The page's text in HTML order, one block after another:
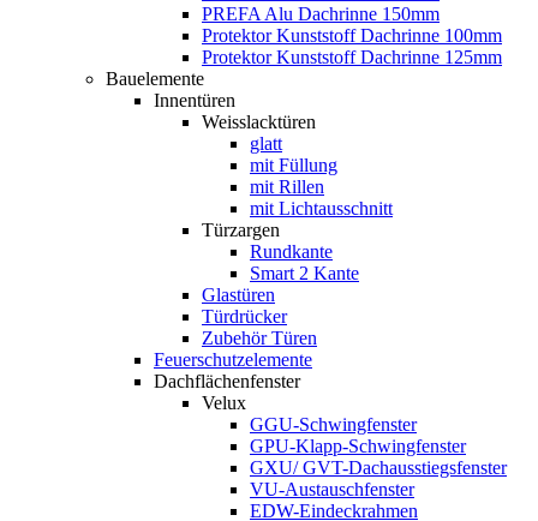
PREFA Alu Dachrinne 150mm
Protektor Kunststoff Dachrinne 100mm
Protektor Kunststoff Dachrinne 125mm
Bauelemente
Innentüren
Weisslacktüren
glatt
mit Füllung
mit Rillen
mit Lichtausschnitt
Türzargen
Rundkante
Smart 2 Kante
Glastüren
Türdrücker
Zubehör Türen
Feuerschutzelemente
Dachflächenfenster
Velux
GGU-Schwingfenster
GPU-Klapp-Schwingfenster
GXU/ GVT-Dachausstiegsfenster
VU-Austauschfenster
EDW-Eindeckrahmen